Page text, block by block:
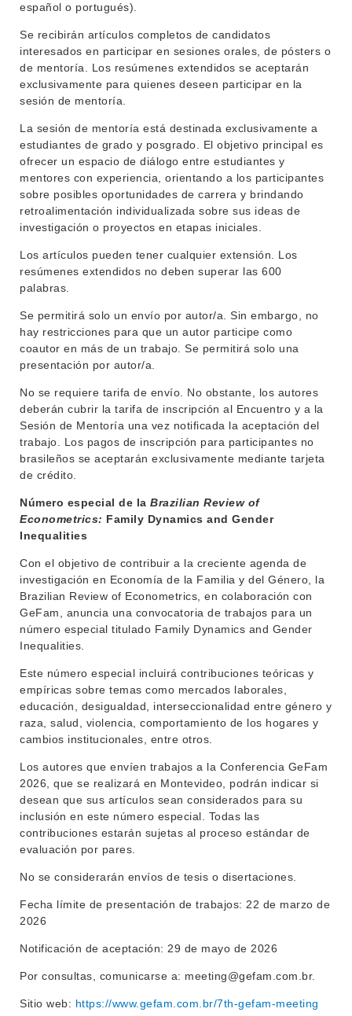
LLAMADOS
NOTICIAS
MOVILIDAD ACADÉMICA
BIBLIOTECA
español o portugués).
Se recibirán artículos completos de candidatos
interesados en participar en sesiones orales, de pósters o
de mentoría. Los resúmenes extendidos se aceptarán
exclusivamente para quienes deseen participar en la
sesión de mentoría.
La sesión de mentoría está destinada exclusivamente a
estudiantes de grado y posgrado. El objetivo principal es
ofrecer un espacio de diálogo entre estudiantes y
mentores con experiencia, orientando a los participantes
sobre posibles oportunidades de carrera y brindando
retroalimentación individualizada sobre sus ideas de
investigación o proyectos en etapas iniciales.
Los artículos pueden tener cualquier extensión. Los
resúmenes extendidos no deben superar las 600
palabras.
Se permitirá solo un envío por autor/a. Sin embargo, no
hay restricciones para que un autor participe como
coautor en más de un trabajo. Se permitirá solo una
presentación por autor/a.
No se requiere tarifa de envío. No obstante, los autores
deberán cubrir la tarifa de inscripción al Encuentro y a la
Sesión de Mentoría una vez notificada la aceptación del
trabajo. Los pagos de inscripción para participantes no
brasileños se aceptarán exclusivamente mediante tarjeta
de crédito.
Número especial de la Brazilian Review of
Econometrics: Family Dynamics and Gender
Inequalities
Con el objetivo de contribuir a la creciente agenda de
investigación en Economía de la Familia y del Género, la
Brazilian Review of Econometrics, en colaboración con
GeFam, anuncia una convocatoria de trabajos para un
número especial titulado Family Dynamics and Gender
Inequalities.
Este número especial incluirá contribuciones teóricas y
empíricas sobre temas como mercados laborales,
educación, desigualdad, interseccionalidad entre género y
raza, salud, violencia, comportamiento de los hogares y
cambios institucionales, entre otros.
Los autores que envíen trabajos a la Conferencia GeFam
2026, que se realizará en Montevideo, podrán indicar si
desean que sus artículos sean considerados para su
inclusión en este número especial. Todas las
contribuciones estarán sujetas al proceso estándar de
evaluación por pares.
No se considerarán envíos de tesis o disertaciones.
Fecha límite de presentación de trabajos: 22 de marzo de
2026
Notificación de aceptación: 29 de mayo de 2026
Por consultas, comunicarse a: meeting@gefam.com.br.
Sitio web: https://www.gefam.com.br/7th-gefam-meeting